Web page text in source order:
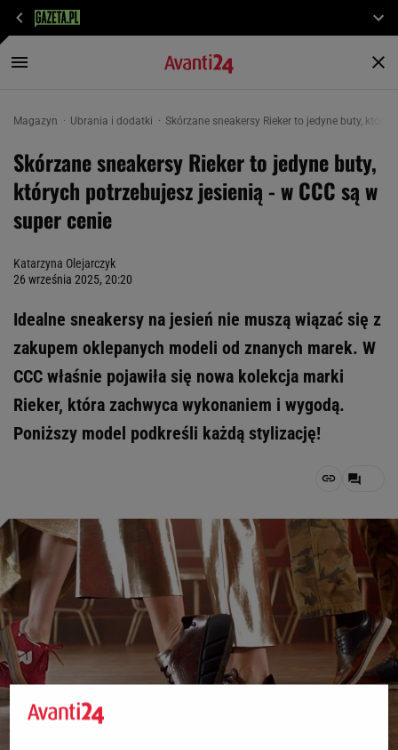
Magazyn Ubrania i dodatki Skórzane sneakersy Rieker to jedyne buty,
Skórzane sneakersy Rieker to jedyne buty,
których potrzebujesz jesienią - w CCC są w
super cenie
Katarzyna Olejarczyk
26 września 2025, 20:20
Idealne sneakersy na jesień nie muszą wiązać się z
zakupem oklepanych modeli od znanych marek. W
CCC właśnie pojawiła się nowa kolekcja marki
Rieker, która zachwyca wykonaniem i wygodą.
Poniższy model podkreśli każdą stylizację!